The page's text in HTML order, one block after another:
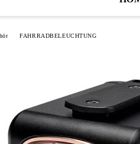
FAHRRADBELEUCHTUNG